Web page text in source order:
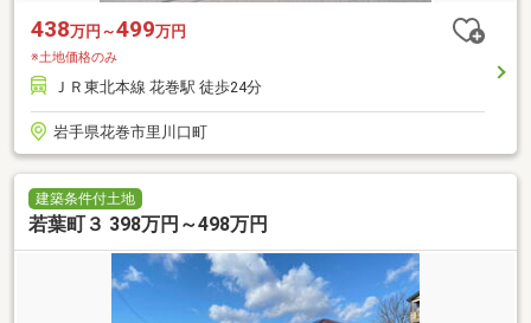
438万円～499万円
※土地価格のみ
ＪＲ東北本線 花巻駅 徒歩24分
岩手県花巻市里川口町
建築条件付土地
若葉町３ 398万円～498万円